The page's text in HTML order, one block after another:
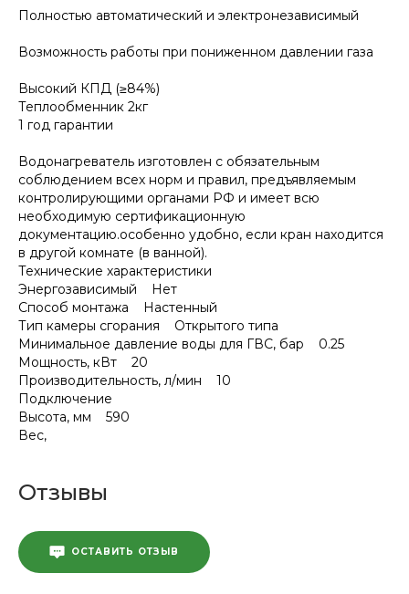
Полностью автоматический и электронезависимый
Возможность работы при пониженном давлении газа
Высокий КПД (≥84%)
Теплообменник 2кг
1 год гарантии
Водонагреватель изготовлен с обязательным
соблюдением всех норм и правил, предъявляемым
контролирующими органами РФ и имеет всю
необходимую сертификационную
документацию.особенно удобно, если кран находится
в другой комнате (в ванной).
Технические характеристики
Энергозависимый Нет
Способ монтажа Настенный
Тип камеры сгорания Открытого типа
Минимальное давление воды для ГВС, бар 0.25
Мощность, кВт 20
Производительность, л/мин 10
Подключение
Высота, мм 590
Вес,
Отзывы
ОСТАВИТЬ ОТЗЫВ